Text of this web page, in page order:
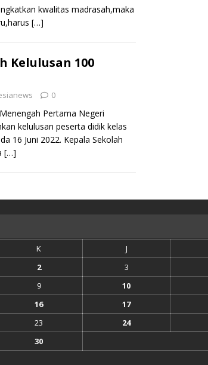
kwalitas madrasah,maka
[…]
Kelulusan 100
0
Pertama Negeri
kelulusan peserta didik kelas
16 Juni 2022. Kepala Sekolah
[…]
K J
2 3
9 10
16 17
23 24
30